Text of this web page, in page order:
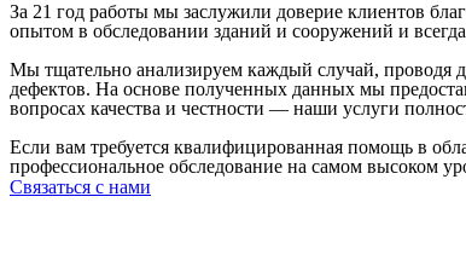
За 21 год работы мы заслужили доверие клиентов
опытом в обследовании зданий и сооружений и
Мы тщательно анализируем каждый случай, проводя
дефектов. На основе полученных данных мы
вопросах качества и честности — наши услуги
Если вам требуется квалифицированная помощь в
профессиональное обследование на самом высоком
Связаться с нами